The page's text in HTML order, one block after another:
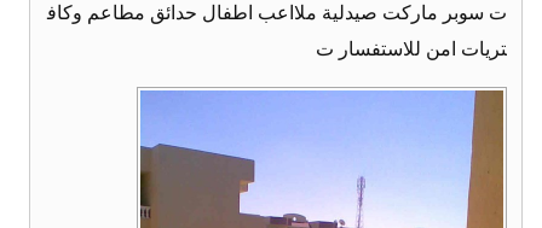
ت سوبر ماركت صيدلية ملااعب اطفال حدائق مطاعم وكاف
تريات امن للاستفسار ت